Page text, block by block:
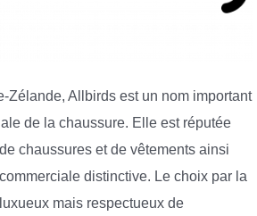
Zélande, Allbirds est un nom important
de la chaussure. Elle est réputée
chaussures et de vêtements ainsi
distinctive. Le choix par la
mais respectueux de